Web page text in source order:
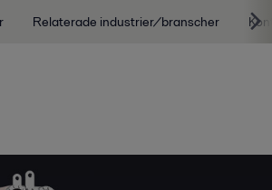
Relaterade industrier/branscher